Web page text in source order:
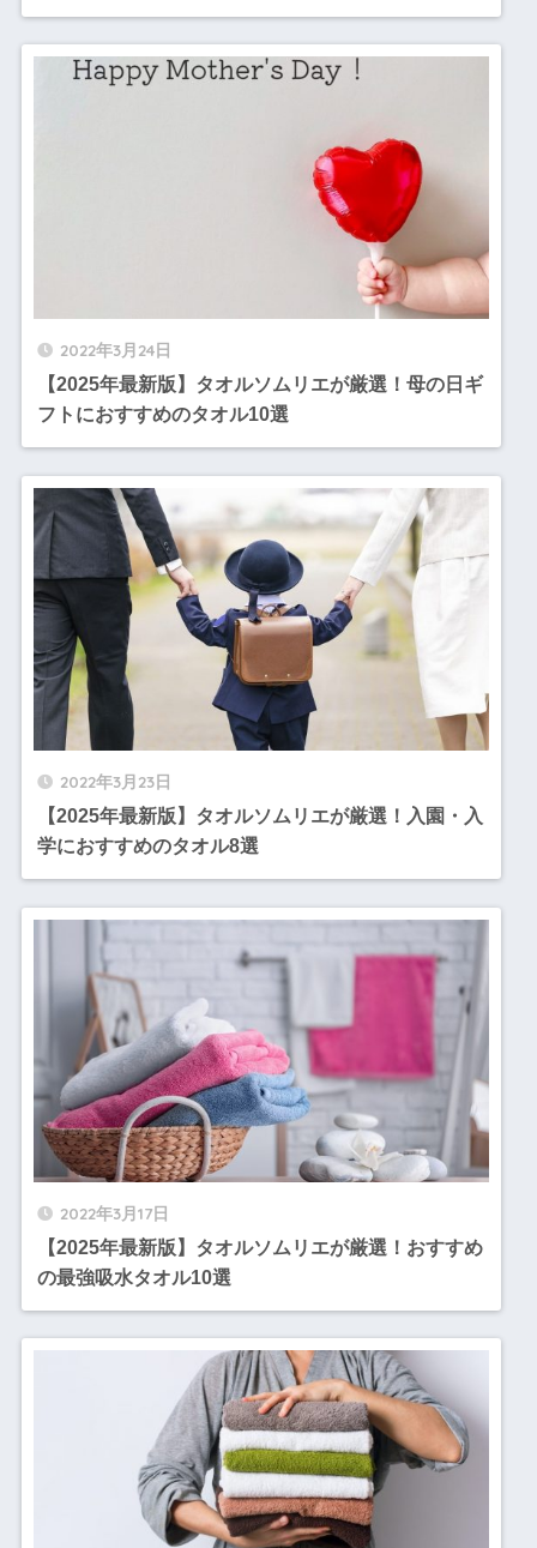
2022年3月24日
【2025年最新版】タオルソムリエが厳選！母の日ギ
フトにおすすめのタオル10選
2022年3月23日
【2025年最新版】タオルソムリエが厳選！入園・入
学におすすめのタオル8選
2022年3月17日
【2025年最新版】タオルソムリエが厳選！おすすめ
の最強吸水タオル10選